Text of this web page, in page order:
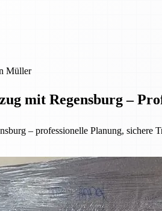
Müller
mit Regensburg –
– professionelle Planung,